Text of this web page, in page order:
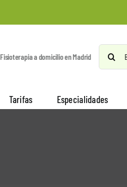
Fisioterapia a domicilio en Madrid
Tarifas Especialidades